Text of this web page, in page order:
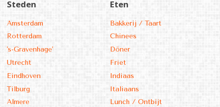
Steden
Amsterdam
Rotterdam
's-Gravenhage'
Utrecht
Eindhoven
Tilburg
Almere
Eten
Bakkerij / Taart
Chinees
Döner
Friet
Indiaas
Italiaans
Lunch / Ontbijt